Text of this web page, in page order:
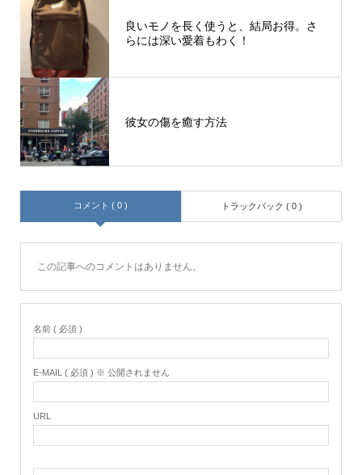
良いモノを長く使うと、結局お得。さ
らには深い愛着もわく！
彼女の傷を癒す方法
コメント ( 0 ) トラックバック ( 0 )
この記事へのコメントはありません。
名前 ( 必須 )
E-MAIL ( 必須 ) ※ 公開されません
URL